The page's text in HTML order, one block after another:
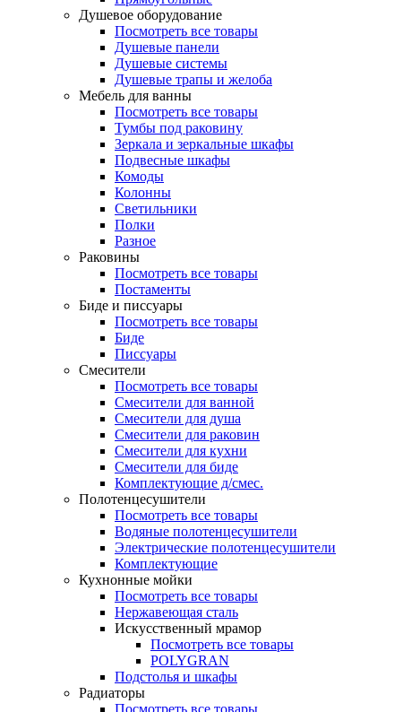
Душевое оборудование
Посмотреть все товары
Душевые панели
Душевые системы
Душевые трапы и желоба
Мебель для ванны
Посмотреть все товары
Тумбы под раковину
Зеркала и зеркальные шкафы
Подвесные шкафы
Комоды
Колонны
Светильники
Полки
Разное
Раковины
Посмотреть все товары
Постаменты
Биде и писсуары
Посмотреть все товары
Биде
Писсуары
Смесители
Посмотреть все товары
Смесители для ванной
Смесители для душа
Смесители для раковин
Смесители для кухни
Смесители для биде
Комплектующие д/смес.
Полотенцесушители
Посмотреть все товары
Водяные полотенцесушители
Электрические полотенцесушители
Комплектующие
Кухнонные мойки
Посмотреть все товары
Нержавеющая сталь
Искусственный мрамор
Посмотреть все товары
POLYGRAN
Подстолья и шкафы
Радиаторы
Посмотреть все товары